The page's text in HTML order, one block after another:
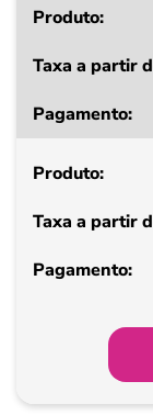
Produto
a
de
Pagamento